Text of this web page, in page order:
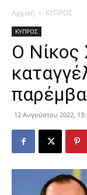
Αρχική ΚΥΠΡΟΣ
ΚΥΠΡΟΣ
Ο Νίκος
12 Αυγούστου 2022,